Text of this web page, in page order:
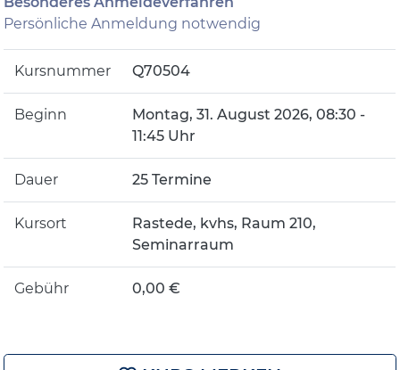
Persönliche Anmeldung notwendig
Kursnummer Q70504
Beginn
Montag, 31. August 2026, 08:30 -
11:45 Uhr
Dauer 25 Termine
Kursort
Rastede, kvhs, Raum 210,
Seminarraum
Gebühr 0,00 €